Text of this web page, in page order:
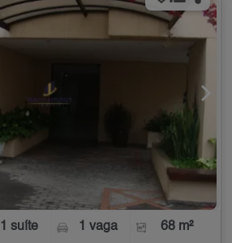
1 suíte 1 vaga 68 m²